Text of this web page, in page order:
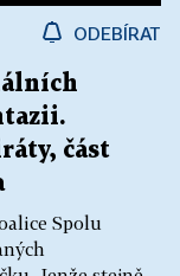
ODEBÍRAT
část
Spolu